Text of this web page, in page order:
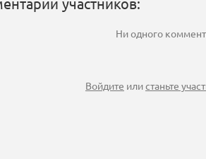
Ни одного
Войдите илистаньте